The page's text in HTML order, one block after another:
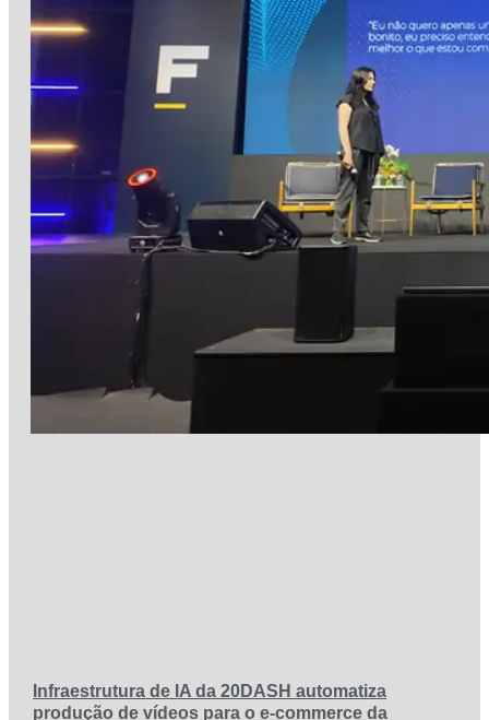
Infraestrutura de IA da 20DASH automatiza
produção de vídeos para o e-commerce da